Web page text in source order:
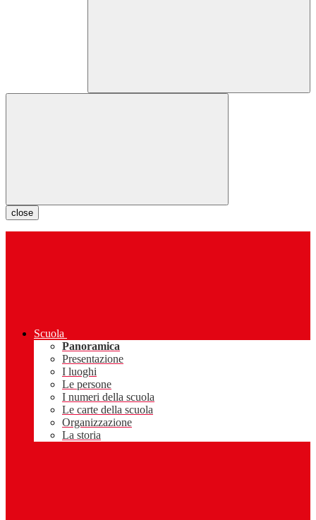
close
Scuola
Panoramica
Presentazione
I luoghi
Le persone
I numeri della scuola
Le carte della scuola
Organizzazione
La storia